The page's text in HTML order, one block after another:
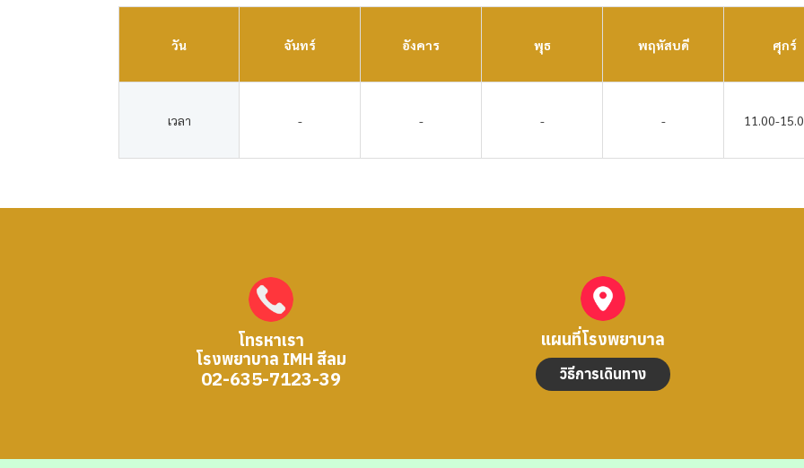
วัน จันทร์ อังคาร พุธ พฤหัสบดี ศุกร์
เวลา - - - - 11.00-
โทรหาเรา
โรงพยาบาล IMH สีลม
02-635-7123-39
แผนที่โรงพยาบาล
วิธีการเดินทาง